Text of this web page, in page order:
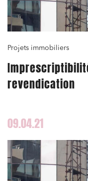
Projets immobiliers
revendication
09.04.21